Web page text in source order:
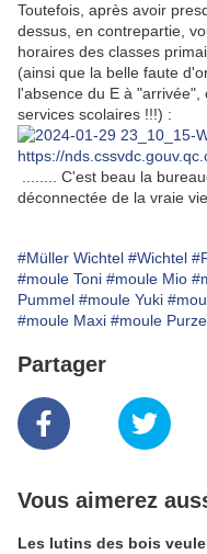
Toutefois, après avoir
dessus, en contrepartie,
horaires des classes
(ainsi que la belle faute
l'absence du E à
services scolaires !!!) :
https://
........ C'est beau la
déconnectée de la vraie
#Müller Wichtel #Wichtel
#moule Toni #moule Mio
Pummel #moule Yuki
#moule Maxi #moule
Partager
Vous aimerez
Les lutins des bois